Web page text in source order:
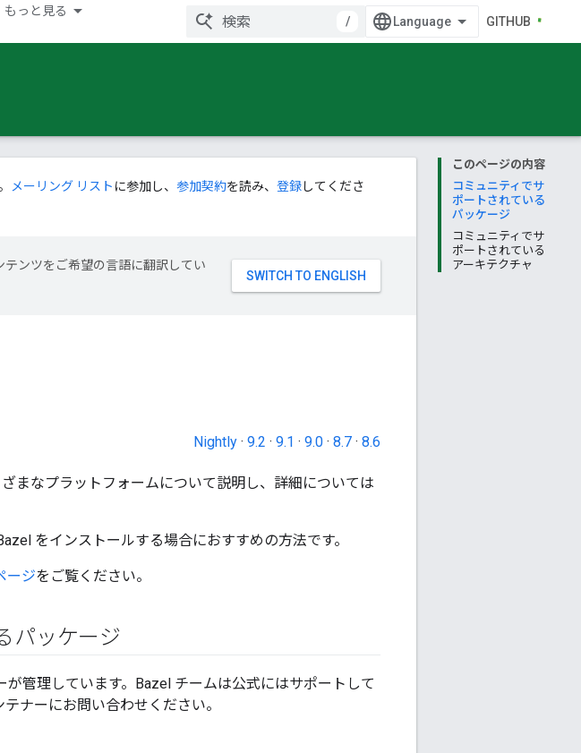
もっと見る
/ GITHUB
このページの内容
コミュニティでサ
ポートされている
パッケージ
コミュニティでサ
ポートされている
アーキテクチャ
メーリング リスト に参加し、 参加契約を読み、 登録してくださ
テンツをご希望の言語に翻訳してい
Nightly · 9.2 · 9.1 · 9.0 · 8.7 · 8.6
まなプラットフォームについて説明し、詳細については
をインストールする場合におすすめの方法です。
ージをご覧ください。
パッケージ
管理しています。Bazel チームは公式にはサポートして
ナーにお問い合わせください。